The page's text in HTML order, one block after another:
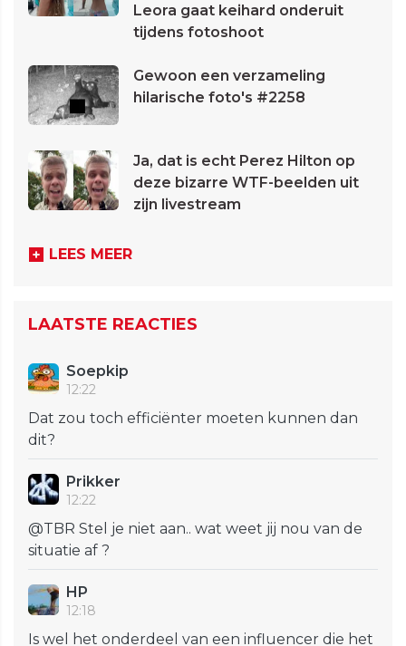
Leora gaat keihard onderuit
tijdens fotoshoot
Gewoon een verzameling
hilarische foto's #2258
Ja, dat is echt Perez Hilton op
deze bizarre WTF-beelden uit
zijn livestream
LEES MEER
LAATSTE REACTIES
Soepkip
12:22
Dat zou toch efficiënter moeten kunnen dan
dit?
Prikker
12:22
@TBR Stel je niet aan.. wat weet jij nou van de
situatie af ?
HP
12:18
Is wel het onderdeel van een influencer die het